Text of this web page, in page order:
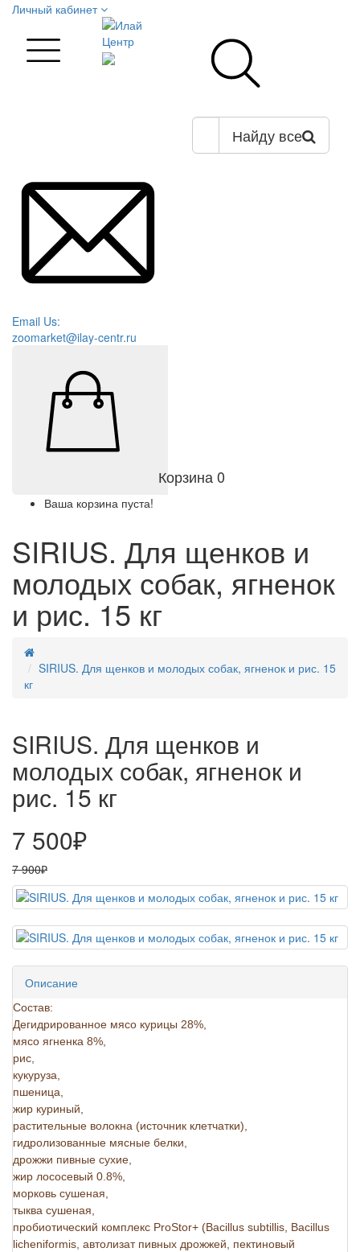
Личный кабинет
Найду все
Email Us:
zoomarket@ilay-centr.ru
Корзина0
Ваша корзина пуста!
SIRIUS. Для щенков и
молодых собак, ягненок
и рис. 15 кг
SIRIUS. Для щенков и молодых собак, ягненок и рис. 15
кг
SIRIUS. Для щенков и
молодых собак, ягненок и
рис. 15 кг
7 500₽
7 900₽
Описание
Состав:
Дегидрированное мясо курицы 28%,
мясо ягненка 8%,
рис,
кукуруза,
пшеница,
жир куриный,
растительные волокна (источник клетчатки),
гидролизованные мясные белки,
дрожжи пивные сухие,
жир лососевый 0.8%,
морковь сушеная,
тыква сушеная,
пробиотический комплекс ProStor+ (Bacillus subtillis, Bacillus
licheniformis, автолизат пивных дрожжей, пектиновый